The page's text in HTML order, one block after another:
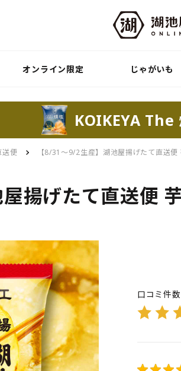
オンライン限定 じゃがいも
KOIKEYA The
送便 【8/31～9/2生産】湖池屋揚げたて直送
揚げたて直送便
口コミ件数